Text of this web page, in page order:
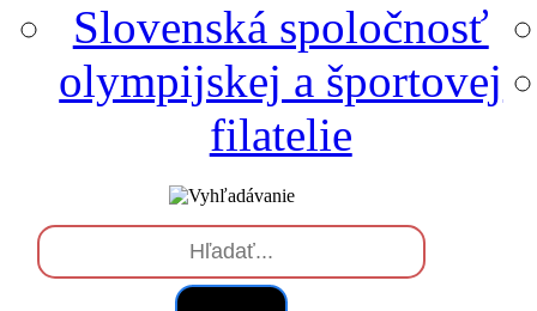
Slovenská spoločnosť
olympijskej a športovej
filatelie